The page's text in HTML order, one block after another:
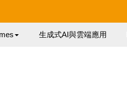
生成式AI與雲端應用